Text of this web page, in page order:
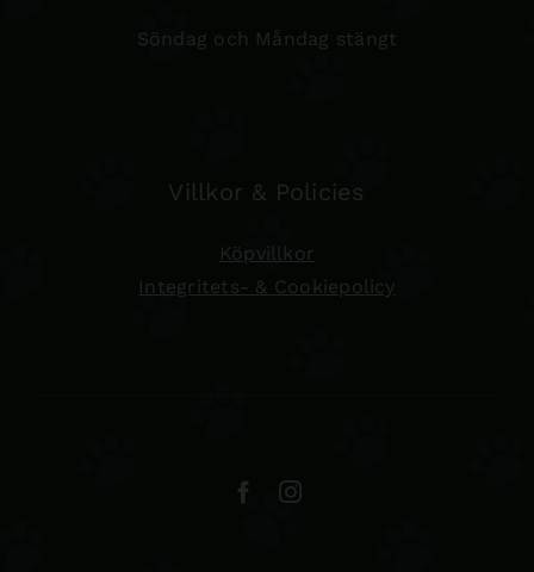
Söndag och Måndag stängt
Villkor & Policies
Köpvillkor
Integritets- & Cookiepolicy